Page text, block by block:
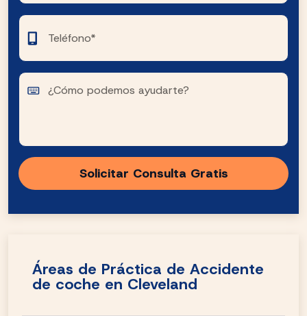
Áreas de Práctica de Accidente
de coche en Cleveland